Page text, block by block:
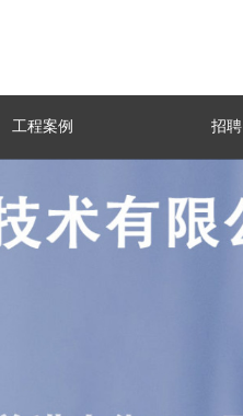
工程案例 招聘